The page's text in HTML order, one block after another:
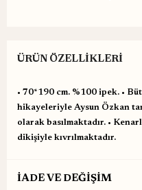
ÜRÜN ÖZELLIKLERI
•⁠ ⁠70*190 cm. %100 ipek. •⁠
hikayeleriyle Aysun Özkan
olarak basılmaktadır. •⁠
dikişiyle kıvrılmaktadır.
İADE VE DEĞİŞİM